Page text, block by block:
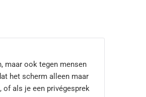
maar ook tegen mensen
het scherm alleen maar
als je een privégesprek